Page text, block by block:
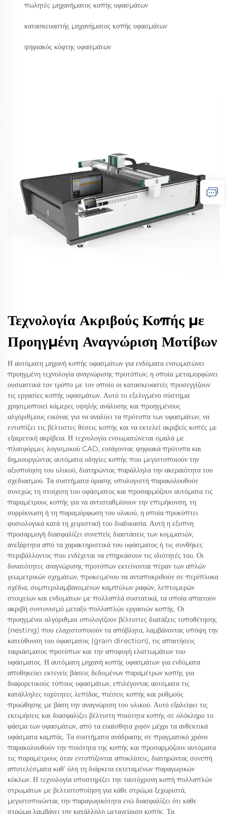
πωλητές μηχανήματος κοπής υφασμάτων
κατασκευαστής μηχανήματος κοπής υφασμάτων
ψηφιακός κόφτης υφασμάτων
Τεχνολογία Ακριβούς Κοπής με
Προηγμένη Αναγνώριση Μοτίβων
Η αυτόματη μηχανή κοπής υφασμάτων για ενδύματα ενσωματώνει
προηγμένη τεχνολογία αναγνώρισης προτύπων, η οποία μεταμορφώνει
ουσιαστικά τον τρόπο με τον οποίο οι κατασκευαστές προσεγγίζουν
τις εργασίες κοπής υφασμάτων. Αυτό το εξελιγμένο σύστημα
χρησιμοποιεί κάμερες υψηλής ανάλυσης και προηγμένους
αλγόριθμους εικόνας για να αναλύει τα πρότυπα των υφασμάτων, να
εντοπίζει τις βέλτιστες θέσεις κοπής και να εκτελεί ακριβείς κοπές με
εξαιρετική ακρίβεια. Η τεχνολογία ενσωματώνεται ομαλά με
πλατφόρμες λογισμικού CAD, εισάγοντας ψηφιακά πρότυπα και
δημιουργώντας αυτόματα οδηγίες κοπής που μεγιστοποιούν την
αξιοποίηση του υλικού, διατηρώντας παράλληλα την ακεραιότητα του
σχεδιασμού. Τα συστήματα όρασης υπολογιστή παρακολουθούν
συνεχώς τη στοίχιση του υφάσματος και προσαρμόζουν αυτόματα τις
παραμέτρους κοπής για να αντισταθμίσουν την επιμήκυνση, τη
συρρίκνωση ή τη παραμόρφωση του υλικού, η οποία προκύπτει
φυσιολογικά κατά τη χειριστική του διαδικασία. Αυτή η εξυπνη
προσαρμογή διασφαλίζει συνεπείς διαστάσεις των κομματιών,
ανεξάρτητα από τα χαρακτηριστικά του υφάσματος ή τις συνθήκες
περιβάλλοντος που ενδέχεται να επηρεάσουν τις ιδιότητές του. Οι
δυνατότητες αναγνώρισης προτύπων εκτείνονται πέραν των απλών
γεωμετρικών σχημάτων, προκειμένου να ανταποκριθούν σε περίπλοκα
σχέδια, συμπεριλαμβανομένων καμπύλων ραφών, λεπτομερών
στοιχείων και ενδυμάτων με πολλαπλά συστατικά, τα οποία απαιτούν
ακριβή συντονισμό μεταξύ πολλαπλών εργασιών κοπής. Οι
προηγμένοι αλγόριθμοι υπολογίζουν βέλτιστες διατάξεις τοποθέτησης
(nesting) που ελαχιστοποιούν τα απόβλητα, λαμβάνοντας υπόψη την
κατεύθυνση του ύφασματος (grain direction), τις απαιτήσεις
ταιριάσματος προτύπων και την αποφυγή ελαττωμάτων του
υφάσματος. Η αυτόματη μηχανή κοπής υφασμάτων για ενδύματα
αποθηκεύει εκτενείς βάσεις δεδομένων παραμέτρων κοπής για
διαφορετικούς τύπους υφασμάτων, επιλέγοντας αυτόματα τις
κατάλληλες ταχύτητες λεπίδας, πιέσεις κοπής και ρυθμούς
προώθησης με βάση την αναγνώριση του υλικού. Αυτό εξαλείφει τις
εκτιμήσεις και διασφαλίζει βέλτιστη ποιότητα κοπής σε ολόκληρο το
φάσμα των υφασμάτων, από τα ευαίσθητα χιφόν μέχρι τα ανθεκτικά
υφάσματα καμπάς. Τα συστήματα ανάδρασης σε πραγματικό χρόνο
παρακολουθούν την ποιότητα της κοπής και προσαρμόζουν αυτόματα
τις παραμέτρους όταν εντοπίζονται αποκλίσεις, διατηρώντας συνεπή
αποτελέσματα καθ’ όλη τη διάρκεια εκτεταμένων παραγωγικών
κύκλων. Η τεχνολογία υποστηρίζει την ταυτόχρονη κοπή πολλαπλών
στρωμάτων με βελτιστοποίηση για κάθε στρώμα ξεχωριστά,
μεγιστοποιώντας την παραγωγικότητα ενώ διασφαλίζει ότι κάθε
στρώμα λαμβάνει την κατάλληλη μεταχείριση κοπής. Τα